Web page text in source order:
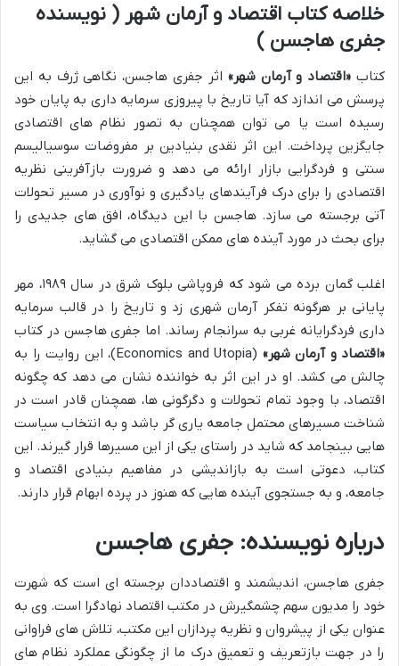
خلاصه کتاب اقتصاد و آرمان شهر ( نویسنده
جفری هاجسن )
کتاب «اقتصاد و آرمان شهر» اثر جفری هاجسن، نگاهی ژرف به این
پرسش می اندازد که آیا تاریخ با پیروزی سرمایه داری به پایان خود
رسیده است یا می توان همچنان به تصور نظام های اقتصادی
جایگزین پرداخت. این اثر نقدی بنیادین بر مفروضات سوسیالیسم
سنتی و فردگرایی بازار ارائه می دهد و ضرورت بازآفرینی نظریه
اقتصادی را برای درک فرآیندهای یادگیری و نوآوری در مسیر تحولات
آتی برجسته می سازد. هاجسن با این دیدگاه، افق های جدیدی را
برای بحث در مورد آینده های ممکن اقتصادی می گشاید.
اغلب گمان برده می شود که فروپاشی بلوک شرق در سال ۱۹۸۹، مهر
پایانی بر هرگونه تفکر آرمان شهری زد و تاریخ را در قالب سرمایه
داری فردگرایانه غربی به سرانجام رساند. اما جفری هاجسن در کتاب
«اقتصاد و آرمان شهر»
(Economics and Utopia)، این روایت را به
چالش می کشد. او در این اثر به خواننده نشان می دهد که چگونه
اقتصاد، با وجود تمام تحولات و دگرگونی ها، همچنان قادر است در
شناخت مسیرهای محتمل جامعه یاری گر باشد و به انتخاب سیاست
هایی بینجامد که شاید در راستای یکی از این مسیرها قرار گیرند. این
کتاب، دعوتی است به بازاندیشی در مفاهیم بنیادی اقتصاد و
جامعه، و به جستجوی آینده هایی که هنوز در پرده ابهام قرار دارند.
درباره نویسنده: جفری هاجسن
جفری هاجسن، اندیشمند و اقتصاددان برجسته ای است که شهرت
خود را مدیون سهم چشمگیرش در مکتب اقتصاد نهادگرا است. وی به
عنوان یکی از پیشروان و نظریه پردازان این مکتب، تلاش های فراوانی
را در جهت بازتعریف و تعمیق درک ما از چگونگی عملکرد نظام های